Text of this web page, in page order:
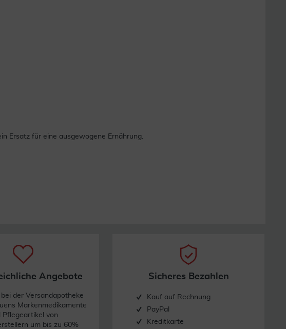
Ersatz für eine ausgewogene Ernährung.
Angebote
der Versandapotheke
Markenmedikamente
Pflegeartikel von
um bis zu 60%
Sicheres Bezahlen
Kauf auf Rechnung
PayPal
Kreditkarte